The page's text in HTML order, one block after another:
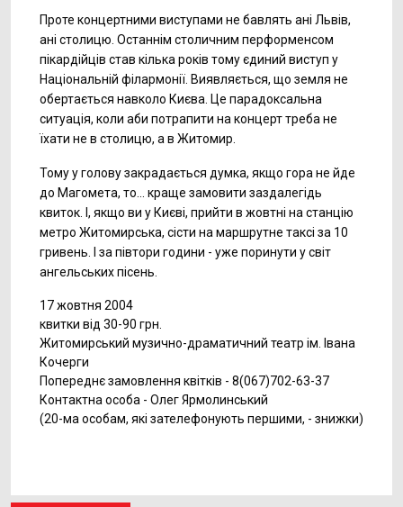
Проте концертними виступами не бавлять ані Львів,
ані столицю. Останнім столичним перформенсом
пікардійців став кілька років тому єдиний виступ у
Національній філармонії. Виявляється, що земля не
обертається навколо Києва. Це парадоксальна
ситуація, коли аби потрапити на концерт треба не
їхати не в столицю, а в Житомир.
Тому у голову закрадається думка, якщо гора не йде
до Магомета, то... краще замовити заздалегідь
квиток. І, якщо ви у Києві, прийти в жовтні на станцію
метро Житомирська, сісти на маршрутне таксі за 10
гривень. І за півтори години - уже поринути у світ
ангельських пісень.
17 жовтня 2004
квитки від 30-90 грн.
Житомирський музично-драматичний театр ім. Івана
Кочерги
Попереднє замовлення квітків - 8(067)702-63-37
Контактна особа - Олег Ярмолинський
(20-ма особам, які зателефонують першими, - знижки)